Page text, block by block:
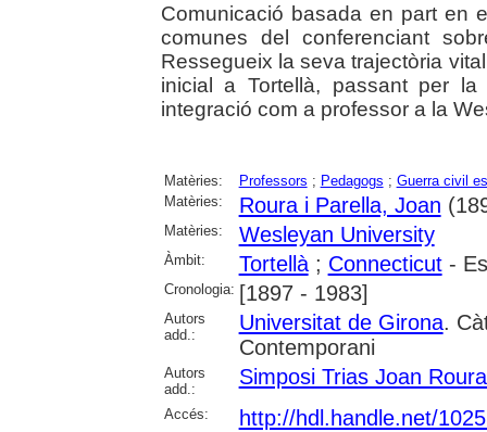
Comunicació basada en part en
comunes del conferenciant
Ressegueix la seva trajectòria
inicial a Tortellà, passant per
integració com a professor a la
Matèries: Professors ; Pedagogs ; Guerra civil
Matèries:
Roura i Parella, Joan
Matèries: Wesleyan University
Àmbit: Tortellà; Connecticut-
Cronologia: [1897 - 1983]
Autors
add.:
Universitat de Girona.
Contemporani
Autors
add.:
Simposi Trias Joan
Accés: http://hdl.handle.net/